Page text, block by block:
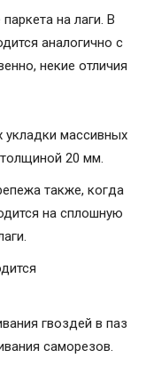
на лаги. В
аналогично с
некие отличия
укладки массивных
20 мм.
также, когда
на сплошную
гвоздей в паз
саморезов.